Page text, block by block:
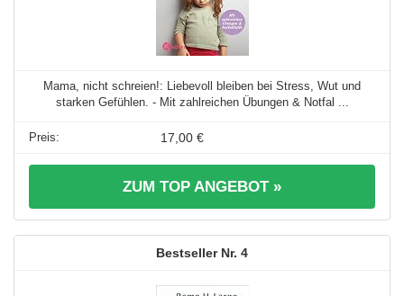
Mama, nicht schreien!: Liebevoll bleiben bei Stress, Wut und
starken Gefühlen. - Mit zahlreichen Übungen & Notfal ...
17,00 €
ZUM TOP ANGEBOT »
4